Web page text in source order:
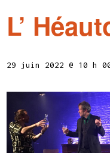
L’
29 juin 2022 @ 10 h